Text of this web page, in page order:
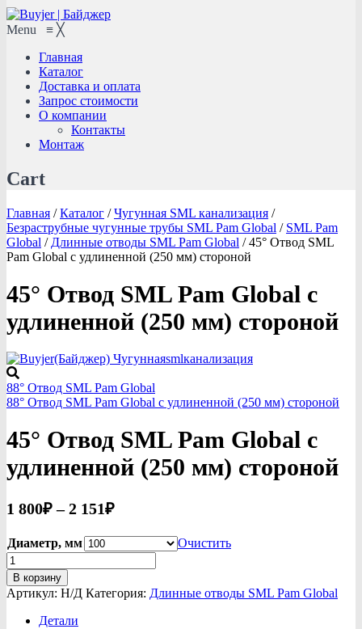
Menu ≡ ╳
Главная
Каталог
Доставка и оплата
Запрос стоимости
О компании
Контакты
Монтаж
Cart
Главная / Каталог / Чугунная SML канализация /
Безраструбные чугунные трубы SML Pam Global / SML Pam
Global / Длинные отводы SML Pam Global /45° Отвод SML
Pam Global с удлиненной (250 мм) стороной
45° Отвод SML Pam Global с
удлиненной (250 мм) стороной
88° Отвод SML Pam Global
88° Отвод SML Pam Global с удлиненной (250 мм) стороной
45° Отвод SML Pam Global с
удлиненной (250 мм) стороной
1 800₽ – 2 151₽Диапазон
1
2
Диаметр, мм
Очистить
Количество
товара
45°
Отвод
SML
В корзину
Артикул: Н/Д Категория: Длинные отводы SML Pam Global
Детали